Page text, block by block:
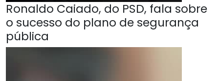
Ronaldo Caiado, do PSD, fala sobre
o sucesso do plano de segurança
pública